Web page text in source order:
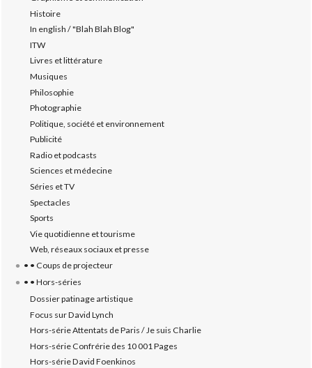
Histoire
In english / "Blah Blah Blog"
ITW
Livres et littérature
Musiques
Philosophie
Photographie
Politique, société et environnement
Publicité
Radio et podcasts
Sciences et médecine
Séries et TV
Spectacles
Sports
Vie quotidienne et tourisme
Web, réseaux sociaux et presse
• • Coups de projecteur
• • Hors-séries
Dossier patinage artistique
Focus sur David Lynch
Hors-série Attentats de Paris / Je suis Charlie
Hors-série Confrérie des 10 001 Pages
Hors-série David Foenkinos